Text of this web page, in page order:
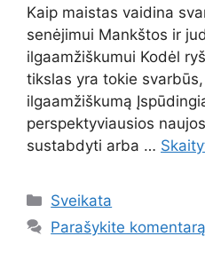
Kaip maistas vaidina
senėjimui Mankštos ir
ilgaamžiškumui Kodėl
tikslas yra tokie
ilgaamžiškumą
perspektyviausios
sustabdyti arba …
Kategorijos
Sveikata
Parašykite komentarą